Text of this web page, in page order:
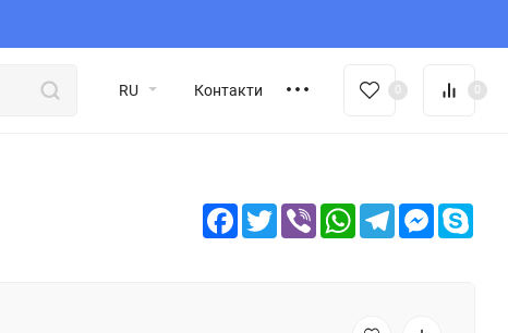
RU Контакти 0 0
Facebook
TwitterViber WhatsAppTelegram